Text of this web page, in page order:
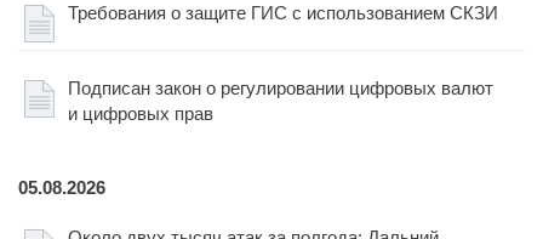
Требования о защите ГИС с использованием СКЗИ
Подписан закон о регулировании цифровых валют
и цифровых прав
05.08.2026